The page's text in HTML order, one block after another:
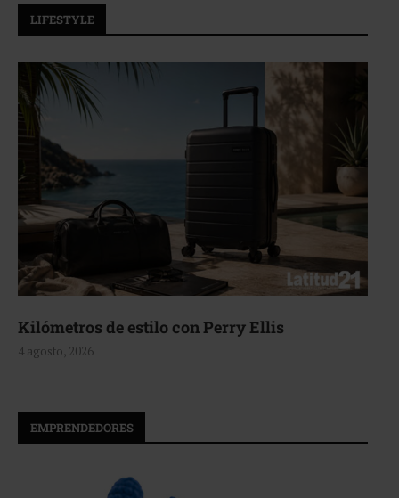
LIFESTYLE
Aerie, texturas que fluyen
4 agosto, 2026
EMPRENDEDORES